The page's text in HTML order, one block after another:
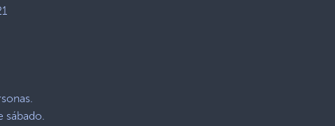
sábado.